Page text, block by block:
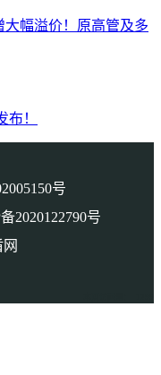
大幅溢价！原高管及多
！
号
2020122790号